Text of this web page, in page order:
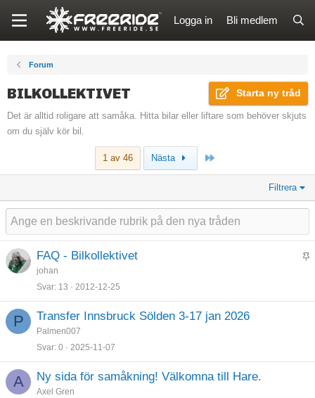
Logga in Bli medlem
Forum
BILKOLLEKTIVET Starta ny tråd
Det är alltid roligare att samåka. Hitta bilar eller liftare som behöver skjuts
om du själv kör bil.
1 av 46 Nästa
Filtrera
K
s
FAQ - Bilkollektivet
johan
Svar 13 2012-12-25
P Transfer Innsbruck Sölden 3-17 jan 2026
Palmen007
Svar 0 2025-11-07
A Ny sida för samåkning! Välkomna till Hare.
Axel Gren